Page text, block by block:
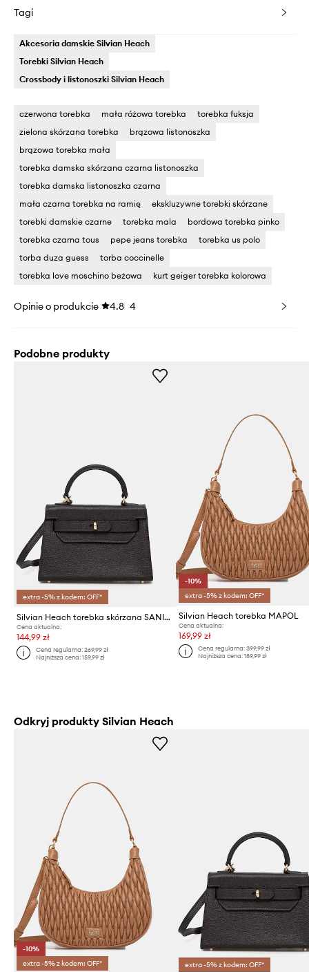
Tagi
Akcesoria damskie Silvian Heach
Torebki Silvian Heach
Crossbody i listonoszki Silvian Heach
czerwona torebka mała różowa torebka
torebka fuksja
zielona skórzana torebka
brązowa listonoszka
brązowa torebka mała
torebka damska skórzana czarna listonoszka
torebka damska listonoszka czarna
mała czarna torebka na ramię
ekskluzywne torebki skórzane
torebki damskie czarne
torebka mala
bordowa torebka pinko
torebka czarna tous
pepe jeans torebka
torebka us polo
torba duza guess
torba coccinelle
torebka love moschino beżowa
kurt geiger torebka kolorowa
Opinie o produkcie 4.8 4
Podobne produkty
extra -5% z kodem: OFF*
Silvian Heach torebka skórzana SANITA
Cena aktualna:
144,99 zł
Cena regularna:269,99 zł
Najniższa cena:159,99 zł
-10%
extra -5% z kodem: OFF*
Silvian Heach torebka MAPOL
Cena aktualna:
169,99 zł
Cena regularna: 399,99 zł
Najniższa cena: 189,99 zł
Odkryj produkty Silvian Heach
-10%
extra -5% z kodem: OFF*
extra -5% z kodem: OFF*